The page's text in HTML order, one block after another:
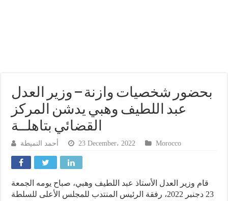
بحضور شخصيات وازنة – وزير العدل
عبد اللطيف وهبي يدشن المركز
القضائي بتاهلــة
أحمد النميطة 23 December، 2022 Morocco
قام وزير العدل الأستاذ عبد اللطيف وهبي، صباح يومه الجمعة
23 دجنبر 2022، رفقة الرئيس المنتدب للمجلس الأعلى للسلطة